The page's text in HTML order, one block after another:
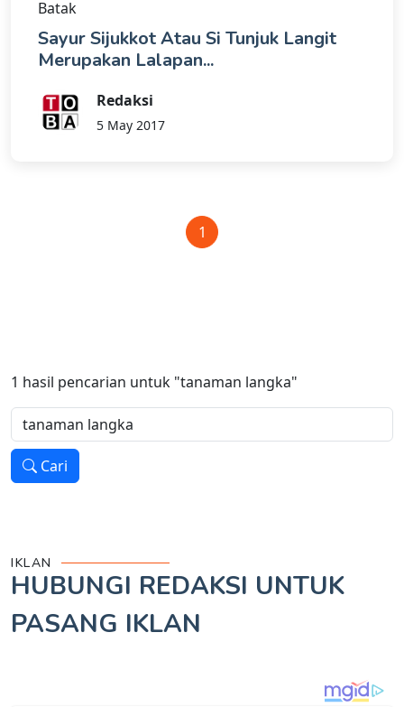
Batak
Sayur Sijukkot Atau Si Tunjuk Langit
Merupakan Lalapan...
Redaksi
5 May 2017
1
1 hasil pencarian untuk "tanaman langka"
Cari
IKLAN
HUBUNGI REDAKSI UNTUK
PASANG IKLAN